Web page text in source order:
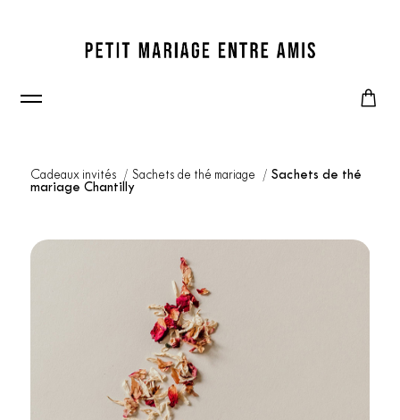
Cadeaux invités Sachets de thé mariage
Sachets de thé
mariage Chantilly